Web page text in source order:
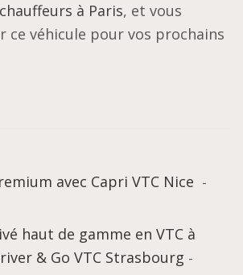
à Paris, et vous
ce véhicule pour vos prochains
avec Capri VTC Nice -
haut de gamme en VTC à
& Go VTC Strasbourg -